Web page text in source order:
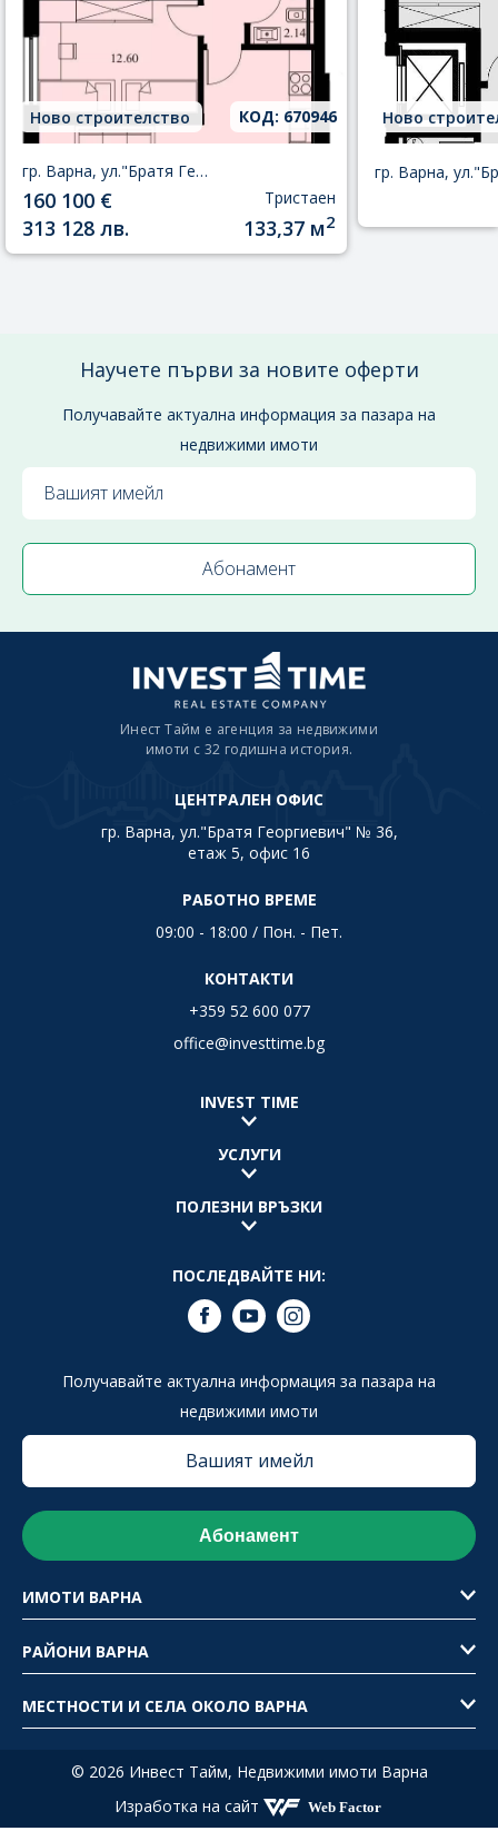
Ново строителство КОД: 670946
гр. Варна, ул."Братя Георгиевич" № 36, етаж 5, офис 16
160 100 €
313 128 лв.
Тристаен
133,37 м2
Ново
Научете първи за новите оферти
Получавайте актуална информация за пазара на
недвижими имоти
Инест Тайм е агенция за недвижими
имоти с 32 годишна история.
ЦЕНТРАЛЕН ОФИС
гр. Варна, ул."Братя Георгиевич" № 36,
етаж 5, офис 16
РАБОТНО ВРЕМЕ
09:00 - 18:00 / Пон. - Пет.
КОНТАКТИ
+359 52 600 077
office@investtime.bg
INVEST TIME
УСЛУГИ
ПОЛЕЗНИ ВРЪЗКИ
ПОСЛЕДВАЙТЕ НИ:
Получавайте актуална информация за пазара на
недвижими имоти
ИМОТИ ВАРНА
РАЙОНИ ВАРНА
МЕСТНОСТИ И СЕЛА ОКОЛО ВАРНА
© 2026 Инвест Тайм, Недвижими имоти Варна
Изработка на сайт